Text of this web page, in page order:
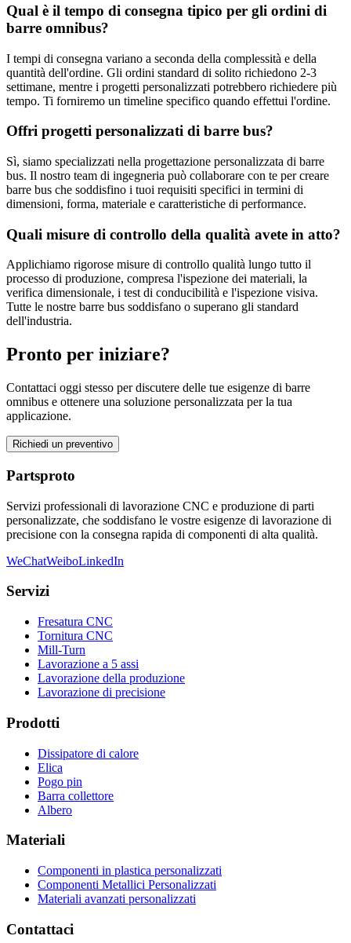
Qual è il tempo di consegna tipico per gli ordini di
barre omnibus?
I tempi di consegna variano a seconda della complessità e della
quantità dell'ordine. Gli ordini standard di solito richiedono 2-3
settimane, mentre i progetti personalizzati potrebbero richiedere più
tempo. Ti forniremo un timeline specifico quando effettui l'ordine.
Offri progetti personalizzati di barre bus?
Sì, siamo specializzati nella progettazione personalizzata di barre
bus. Il nostro team di ingegneria può collaborare con te per creare
barre bus che soddisfino i tuoi requisiti specifici in termini di
dimensioni, forma, materiale e caratteristiche di performance.
Quali misure di controllo della qualità avete in atto?
Applichiamo rigorose misure di controllo qualità lungo tutto il
processo di produzione, compresa l'ispezione dei materiali, la
verifica dimensionale, i test di conducibilità e l'ispezione visiva.
Tutte le nostre barre bus soddisfano o superano gli standard
dell'industria.
Pronto per iniziare?
Contattaci oggi stesso per discutere delle tue esigenze di barre
omnibus e ottenere una soluzione personalizzata per la tua
applicazione.
Richiedi un preventivo
Partsproto
Servizi professionali di lavorazione CNC e produzione di parti
personalizzate, che soddisfano le vostre esigenze di lavorazione di
precisione con la consegna rapida di componenti di alta qualità.
WeChatWeiboLinkedIn
Servizi
Fresatura CNC
Tornitura CNC
Mill-Turn
Lavorazione a 5 assi
Lavorazione della produzione
Lavorazione di precisione
Prodotti
Dissipatore di calore
Elica
Pogo pin
Barra collettore
Albero
Materiali
Componenti in plastica personalizzati
Componenti Metallici Personalizzati
Materiali avanzati personalizzati
Contattaci